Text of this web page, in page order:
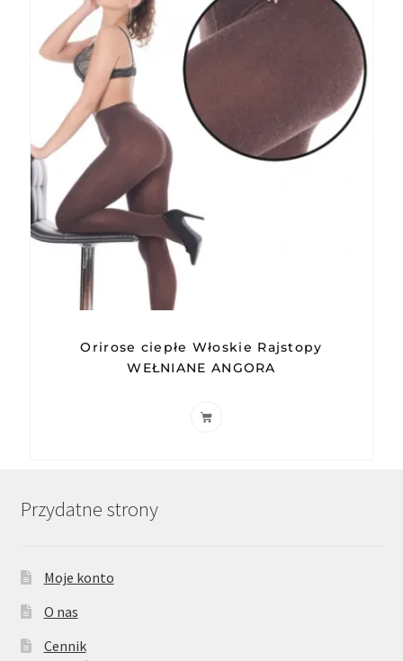
Orirose ciepłe Włoskie Rajstopy
WEŁNIANE ANGORA
Przydatne strony
Moje konto
O nas
Cennik